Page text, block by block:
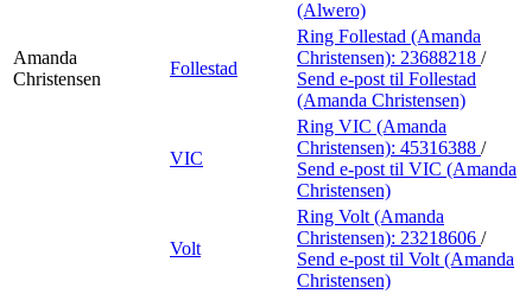
(Alwero)
Amanda
Christensen
Follestad
Ring Follestad (Amanda
Christensen): 23688218 /
Send e-post til Follestad
(Amanda Christensen)
VIC
Ring VIC (Amanda
Christensen): 45316388 /
Send e-post til VIC (Amanda
Christensen)
Volt
Ring Volt (Amanda
Christensen): 23218606 /
Send e-post til Volt (Amanda
Christensen)